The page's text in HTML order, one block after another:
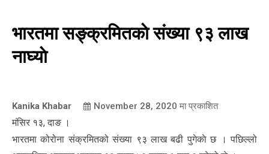
भारतमा सङ्क्रमितकाे संख्या ९३ लाख
नाघ्याे
Kanika Khabar November 28, 2020 मा प्रकाशित
मंसिर १३, दाङ ।
भारतमा कोरोना संक्रमितको संख्या ९३ लाख बढी पुगेकाे छ । पछिल्लो